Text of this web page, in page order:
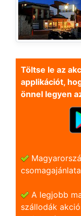
Töltse le az
applikációt,
önnel legyen
A legjobb
szállodák